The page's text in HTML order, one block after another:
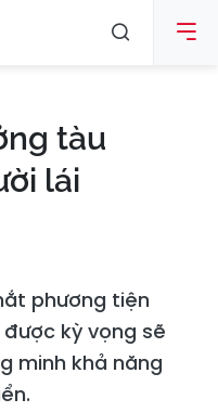
tàu
lái
phương tiện
kỳ vọng sẽ
minh khả năng